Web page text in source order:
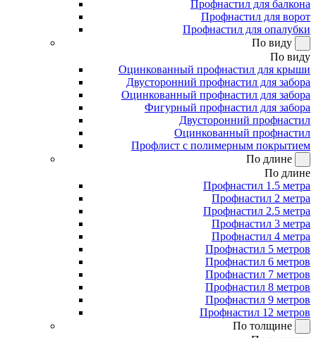
Профнастил для балкона
Профнастил для ворот
Профнастил для опалубки
По виду
По виду
Оцинкованный профнастил для крыши
Двусторонний профнастил для забора
Оцинкованный профнастил для забора
Фигурный профнастил для забора
Двусторонний профнастил
Оцинкованный профнастил
Профлист с полимерным покрытием
По длине
По длине
Профнастил 1.5 метра
Профнастил 2 метра
Профнастил 2.5 метра
Профнастил 3 метра
Профнастил 4 метра
Профнастил 5 метров
Профнастил 6 метров
Профнастил 7 метров
Профнастил 8 метров
Профнастил 9 метров
Профнастил 12 метров
По толщине